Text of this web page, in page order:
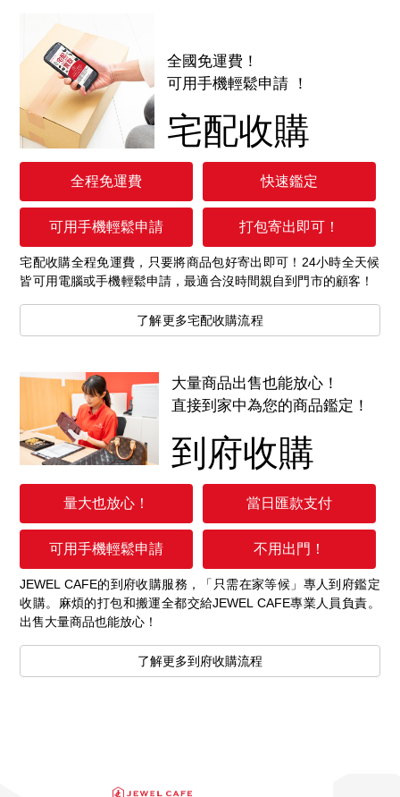
全國免運費！
可用手機輕鬆申請 ！
宅配收購
全程免運費 快速鑑定
可用手機輕鬆申請 打包寄出即可！
宅配收購全程免運費，只要將商品包好寄出即可！24小時全天候
皆可用電腦或手機輕鬆申請，最適合沒時間親自到門市的顧客！
了解更多宅配收購流程
大量商品出售也能放心！
直接到家中為您的商品鑑定！
到府收購
量大也放心！ 當日匯款支付
可用手機輕鬆申請 不用出門！
JEWEL CAFE的到府收購服務，「只需在家等候」專人到府鑑定
收購。麻煩的打包和搬運全都交給JEWEL CAFE專業人員負責。
出售大量商品也能放心！
了解更多到府收購流程